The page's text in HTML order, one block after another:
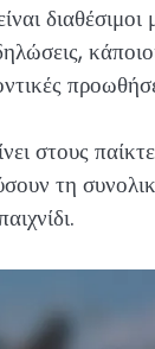
διαθέσιμοι
στους
τη